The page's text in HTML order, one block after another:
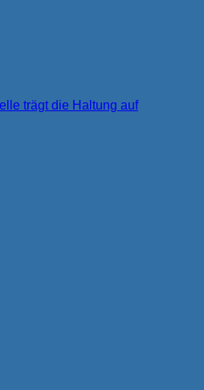
trägt die Haltung auf